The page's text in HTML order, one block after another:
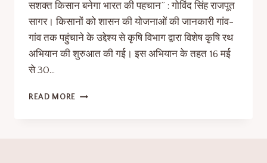
सशक्त किसान बनेगा भारत की पहचान” : गोविंद सिंह राजपूत
सागर। किसानों को शासन की योजनाओं की जानकारी गांव-
गांव तक पहुंचाने के उद्देश्य से कृषि विभाग द्वारा विशेष कृषि रथ
अभियान की शुरुआत की गई। इस अभियान के तहत 16 मई
से 30…
READ MORE